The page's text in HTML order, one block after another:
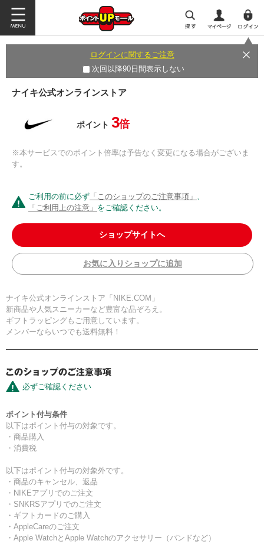
ログインに関するご注意
次回以降90日間表示しない
ナイキ公式オンラインストア
ポイント 3倍
※本サービスでのポイント倍率は予告なく変更になる場合がございま
す。
ご利用の前に必ず 「このショップのご注意事項」 、
「ご利用上の注意」 をご確認ください。
ショップサイトへ
お気に入りショップに追加
ナイキ公式オンラインストア「NIKE.COM」
新商品や人気スニーカーなど豊富な品ぞろえ。
ギフトラッピングもご用意しています。
メンバーならいつでも送料無料！
必ずご確認ください
ポイント付与条件
以下はポイント付与の対象です。
・商品購入
・消費税
以下はポイント付与の対象外です。
・商品のキャンセル、返品
・NIKEアプリでのご注文
・SNKRSアプリでのご注文
・ギフトカードのご購入
・AppleCareのご注文
・Apple WatchとApple Watchのアクセサリー（バンドなど）